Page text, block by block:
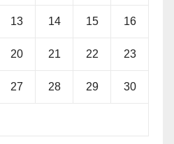
13 14 15 16
20 21 22 23
27 28 29 30